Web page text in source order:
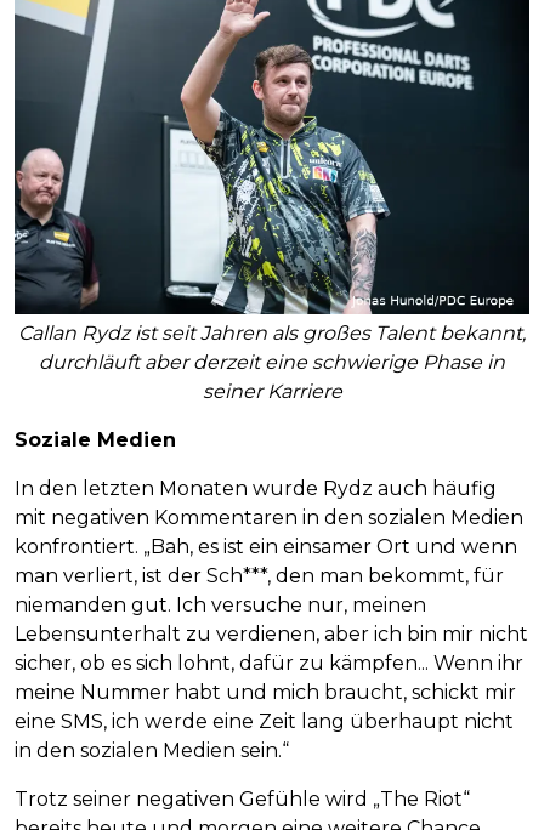
Callan Rydz ist seit Jahren als großes Talent bekannt,
durchläuft aber derzeit eine schwierige Phase in
seiner Karriere
Soziale Medien
In den letzten Monaten wurde Rydz auch häufig
mit negativen Kommentaren in den sozialen Medien
konfrontiert. „Bah, es ist ein einsamer Ort und wenn
man verliert, ist der Sch***, den man bekommt, für
niemanden gut. Ich versuche nur, meinen
Lebensunterhalt zu verdienen, aber ich bin mir nicht
sicher, ob es sich lohnt, dafür zu kämpfen... Wenn ihr
meine Nummer habt und mich braucht, schickt mir
eine SMS, ich werde eine Zeit lang überhaupt nicht
in den sozialen Medien sein.“
Trotz seiner negativen Gefühle wird „The Riot“